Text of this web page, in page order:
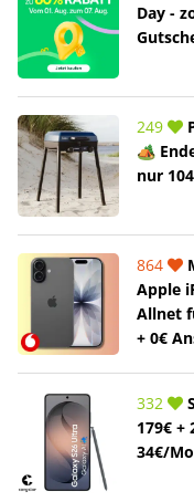
Day -
249
🏕️
nur
864
Apple
Allnet
+ 0€
332
179€ +
34€/